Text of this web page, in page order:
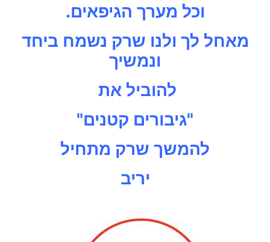
וכל מערך הגיפאים.
מאחל לך ולנו שרק נשמח ביחד
ונמשיך
להוביל את
"גיבורים קטנים"
להמשך שרק מתחיל
יריב